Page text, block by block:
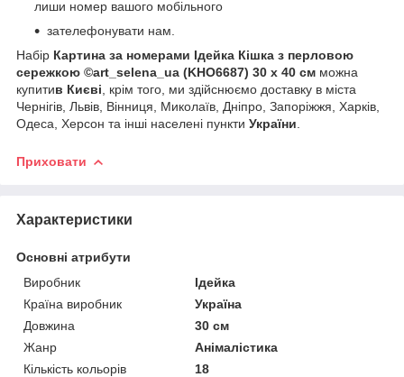
лиши номер вашого мобільного
зателефонувати нам.
Набір Картина за номерами Ідейка Кішка з перловою
сережкою ©art_selena_ua (KHO6687) 30 х 40 см можна
купитив Києві , крім того, ми здійснюємо доставку в міста
Чернігів, Львів, Вінниця, Миколаїв, Дніпро, Запоріжжя, Харків,
Одеса, Херсон та інші населені пункти України
Приховати
Характеристики
Основні атрибути
Виробник
Ідейка
Країна виробник
Україна
Довжина
30 см
Жанр
Анімалістика
Кількість кольорів
18